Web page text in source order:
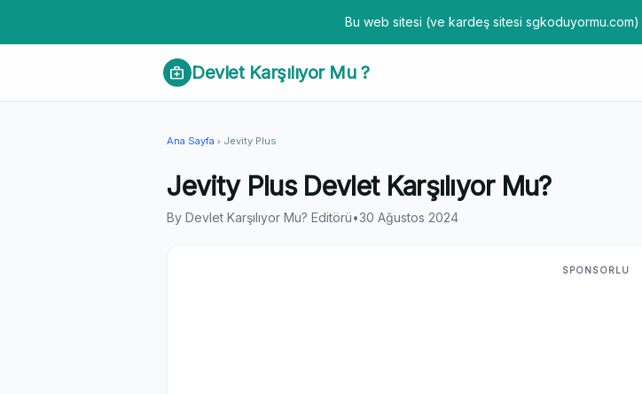
Bu web sitesi (ve kardeş sitesi sgkoduyormu.com)
medical_services Devlet Karşılıyor Mu ?
Ana Sayfa chevron_right Jevity Plus
Jevity Plus Devlet Karşılıyor Mu?
By Devlet Karşılıyor Mu? Editörü•30 Ağustos 2024
SPONSORLU